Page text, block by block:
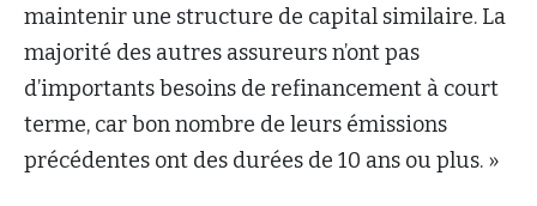
maintenir une structure de capital similaire. La
majorité des autres assureurs n’ont pas
d’importants besoins de refinancement à court
terme, car bon nombre de leurs émissions
précédentes ont des durées de 10 ans ou plus. »